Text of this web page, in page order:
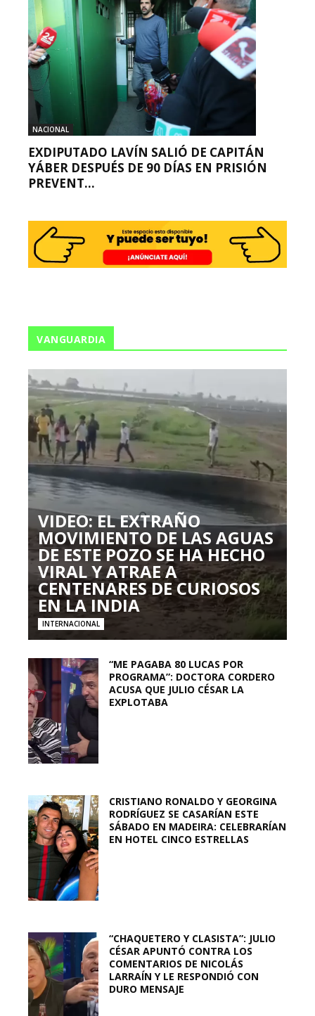
NACIONAL
EXDIPUTADO LAVÍN SALIÓ DE CAPITÁN
YÁBER DESPUÉS DE 90 DÍAS EN PRISIÓN
PREVENT...
VANGUARDIA
VIDEO: EL EXTRAÑO
MOVIMIENTO DE LAS AGUAS
DE ESTE POZO SE HA HECHO
VIRAL Y ATRAE A
CENTENARES DE CURIOSOS
EN LA INDIA
INTERNACIONAL
“ME PAGABA 80 LUCAS POR
PROGRAMA”: DOCTORA CORDERO
ACUSA QUE JULIO CÉSAR LA
EXPLOTABA
CRISTIANO RONALDO Y GEORGINA
RODRÍGUEZ SE CASARÍAN ESTE
SÁBADO EN MADEIRA: CELEBRARÍAN
EN HOTEL CINCO ESTRELLAS
“CHAQUETERO Y CLASISTA”: JULIO
CÉSAR APUNTÓ CONTRA LOS
COMENTARIOS DE NICOLÁS
LARRAÍN Y LE RESPONDIÓ CON
DURO MENSAJE